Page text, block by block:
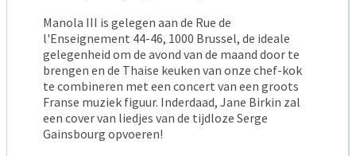
Manola III is gelegen aan de Rue de
l'Enseignement 44-46, 1000 Brussel, de ideale
gelegenheid om de avond van de maand door te
brengen en de Thaise keuken van onze chef-kok
te combineren met een concert van een groots
Franse muziek figuur. Inderdaad, Jane Birkin zal
een cover van liedjes van de tijdloze Serge
Gainsbourg opvoeren!